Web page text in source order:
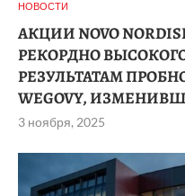
НОВОСТИ
АКЦИИ NOVO
РЕКОРДНО
РЕЗУЛЬТАТАМ
WEGOVY,
3 ноября, 2025